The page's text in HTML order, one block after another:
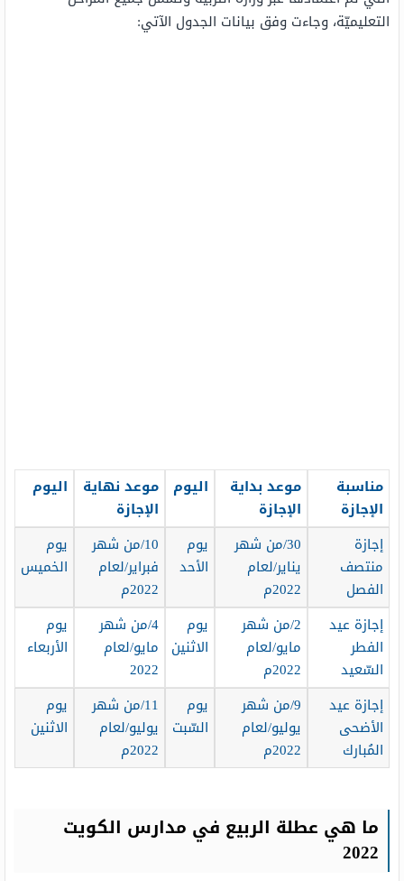
التعليميّة، وجاءت وفق بيانات الجدول الآتي:
مناسبة
الإجازة
موعد بداية
الإجازة
اليوم
موعد نهاية
الإجازة
اليوم
إجازة
منتصف
الفصل
30/من شهر
يناير/لعام
2022م
يوم
الأحد
10/من شهر
فبراير/لعام
2022م
يوم
الخميس
إجازة عيد
الفطر
السّعيد
2/من شهر
مايو/لعام
2022م
يوم
الاثنين
4/من شهر
مايو/لعام
2022
يوم
الأربعاء
إجازة عيد
الأضحى
المُبارك
9/من شهر
يوليو/لعام
2022م
يوم
السّبت
11/من شهر
يوليو/لعام
2022م
يوم
الاثنين
ما هي عطلة الربيع في مدارس الكويت
2022